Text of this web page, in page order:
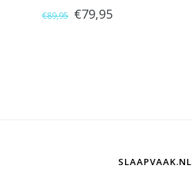
€89,95 €79,95
SLAAPVAAK.NL